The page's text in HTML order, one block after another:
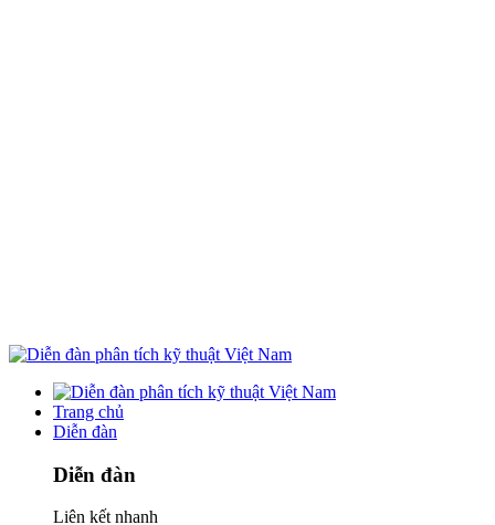
Trang chủ
Diễn đàn
Diễn đàn
Liên kết nhanh